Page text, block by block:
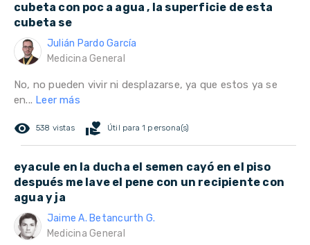
cubeta con poc a agua , la superficie de esta
cubeta se
Julián Pardo García
Medicina General
No, no pueden vivir ni desplazarse, ya que estos ya se
en... Leer más
remove_red_eye 538 vistas volunteer_activism Útil para 1 persona(s)
eyacule en la ducha el semen cayó en el piso
después me lave el pene con un recipiente con
agua y ja
Jaime A. Betancurth G.
Medicina General